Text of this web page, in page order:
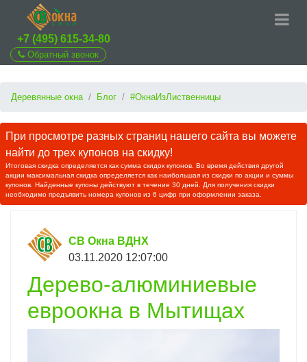
+7 (495) 615-34-80
Обратный звонок
Деревянные окна Блог #ОкнаИзЛиственницы
При просмотре разных страниц нашего сайта вы можете
найти до трех купонов на скидку!
Итоговая скидка определяется как сумма скидок купонов. Во время действия другой
акции максимальная скидка определяется как наибольшая из скидки по акции и суммы
купонов. Найденные купоны действуют в течение 30 дней. Для получения скидки
необходимо предъявить номера купонов из 6 цифр при оформлении заказа.
СВ Окна ВДНХ
03.11.2020 12:07:00
Дерево-алюминиевые
евроокна в Мытищах